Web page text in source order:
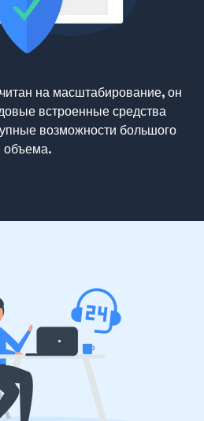
на масштабирование, он
встроенные средства
возможности большого
объема.